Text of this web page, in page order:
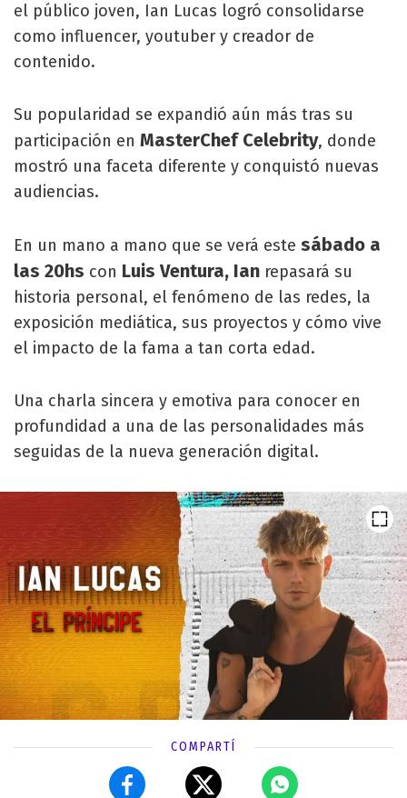
el público joven, Ian Lucas logró consolidarse
como influencer, youtuber y creador de
contenido.
Su popularidad se expandió aún más tras su
participación en MasterChef Celebrity, donde
mostró una faceta diferente y conquistó nuevas
audiencias.
En un mano a mano que se verá este sábado a
las 20hs con Luis Ventura, Ian repasará su
historia personal, el fenómeno de las redes, la
exposición mediática, sus proyectos y cómo vive
el impacto de la fama a tan corta edad.
Una charla sincera y emotiva para conocer en
profundidad a una de las personalidades más
seguidas de la nueva generación digital.
COMPARTÍ